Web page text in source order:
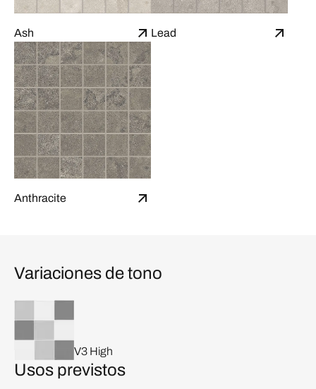
Ash Lead
Anthracite
Variaciones de tono
V3 High
Usos previstos